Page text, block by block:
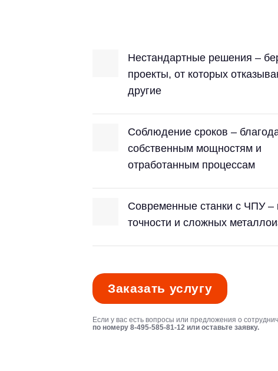
Нестандартные решения –
проекты, от которых
другие
Соблюдение сроков –
собственным мощностям и
отработанным процессам
Современные станки с ЧПУ –
точности и сложных
Заказать услугу
Если у вас есть вопросы или предложения о
по номеру 8-495-585-81-12 или оставьте заявку.